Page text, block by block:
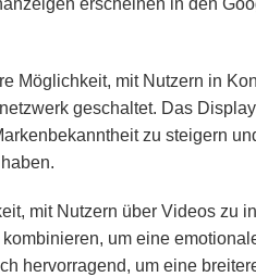
Möglichkeit, mit Nutzern in
geschaltet. Das
zu steigern
mit Nutzern über Videos zu
um eine
hervorragend, um eine